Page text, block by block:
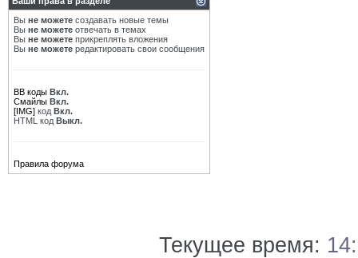
Вы не можете создавать новые темы
Вы не можете отвечать в темах
Вы не можете прикреплять вложения
Вы не можете редактировать свои сообщения
BB коды Вкл.
Смайлы Вкл.
[IMG] код Вкл.
HTML код Выкл.
Правила форума
Текущее время: